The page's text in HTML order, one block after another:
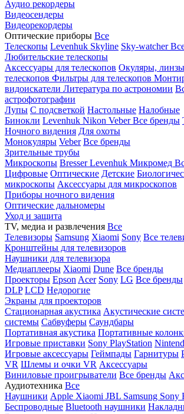
Аудио рекордеры
Видеосендеры
Видеорекордеры
Оптические приборы Все
Телескопы Levenhuk Skyline Sky-watcher
Любительские телескопы
Аксессуары для телескопов Окуляры,
телескопов Фильтры для телескопов
видоискатели Литература по астрономии
астрофотографии
Лупы С подсветкой Настольные Налобные
Бинокли Levenhuk Nikon VeberВсе бренды
Ночного видения Для охоты
Монокуляры Veber Все бренды
Зрительные трубы
Микроскопы BresserLevenhuk Микромед
Цифровые Оптические Детские
микроскопы Аксессуары для микроскопов
Приборы ночного видения
Оптические дальномеры
Уход и защита
TV, медиа и развлечения Все
Телевизоры Samsung Xiaomi Sony Все
Кронштейны для телевизоров
Наушники для телевизора
Медиаплееры Xiaomi Dune Все бренды
Проекторы Epson Acer Sony LG Все бренды
DLP LCD Недорогие
Экраны для проекторов
Стационарная акустика Акустические
системы Сабвуферы Саундбары
Портативная акустика Портативные
Игровые приставки Sony PlayStation
Игровые аксессуары Геймпады Гарнитуры
VR Шлемы и очки VR Аксессуары
Виниловые проигрыватели Все бренды
Аудиотехника Все
Наушники Apple Xiaomi JBL Samsung Sony
Беспроводные Bluetooth наушники